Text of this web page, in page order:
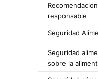
responsable
Seguridad
Seguridad
sobre la